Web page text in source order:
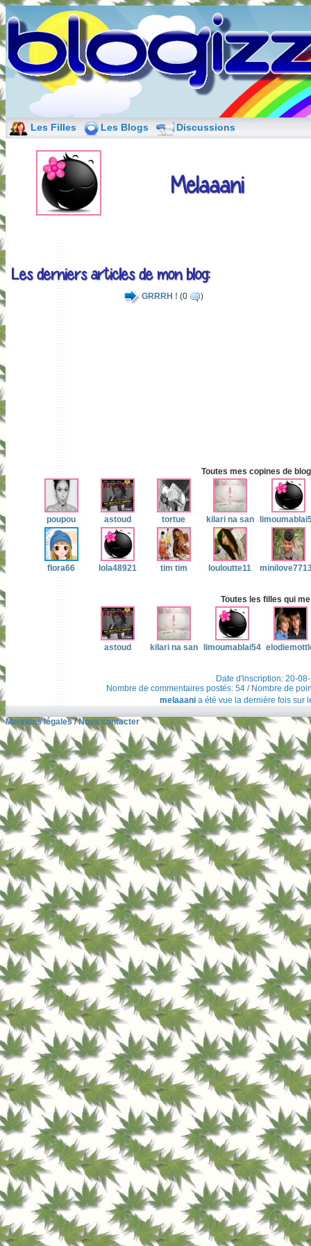
Les Filles Les Blogs Discussions
Melaaani
Les derniers articles de mon blog:
GRRRH ! (0 )
Toutes mes copines de
poupou astoud tortue kilari na san
flora66 lola48921 tim tim louloutte11
Toutes les filles qui
astoud kilari na san limoumablai54
Date d'inscription: 20-
Nombre de commentaires postés: 54 / Nombre de
melaaania été vue la dernière fois sur
Mentions légales/Nous contacter